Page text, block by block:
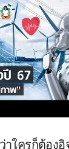
าใครก็ต้อง